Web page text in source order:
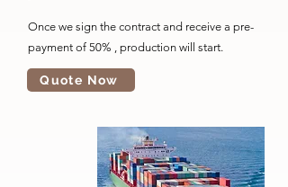
Once we sign the contract and receive a pre-
payment of 50% , production will start.
Quote Now